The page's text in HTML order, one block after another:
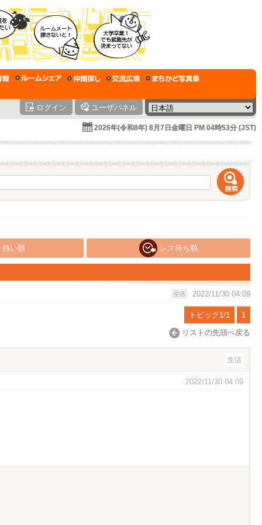
ログイン ユーザパネル
2026年(令和8年) 8月7日金曜日 PM 04時53分 (JST)
熱い順 レス待ち順
生活 2022/11/30 04:09
トピック1/1
1
リストの先頭へ戻る
生活
2022/11/30 04:09